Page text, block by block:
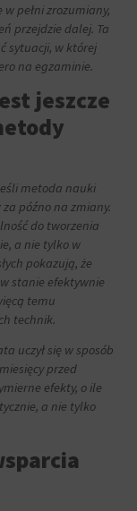
w pełni zrozumiany,
przejdzie dalej. Ta
sytuacji, w której
na egzaminie.
jeszcze
metoda nauki
późno na zmiany.
do tworzenia
a nie tylko w
pokazują, że
stanie efektywnie
temu
technik.
uczył się w sposób
przed
efekty, o ile
a nie tylko